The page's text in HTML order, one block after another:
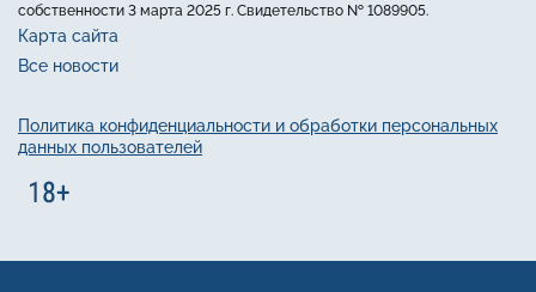
собственности 3 марта 2025 г. Свидетельство № 1089905.
Карта сайта
Все новости
Политика конфиденциальности и обработки персональных
данных пользователей